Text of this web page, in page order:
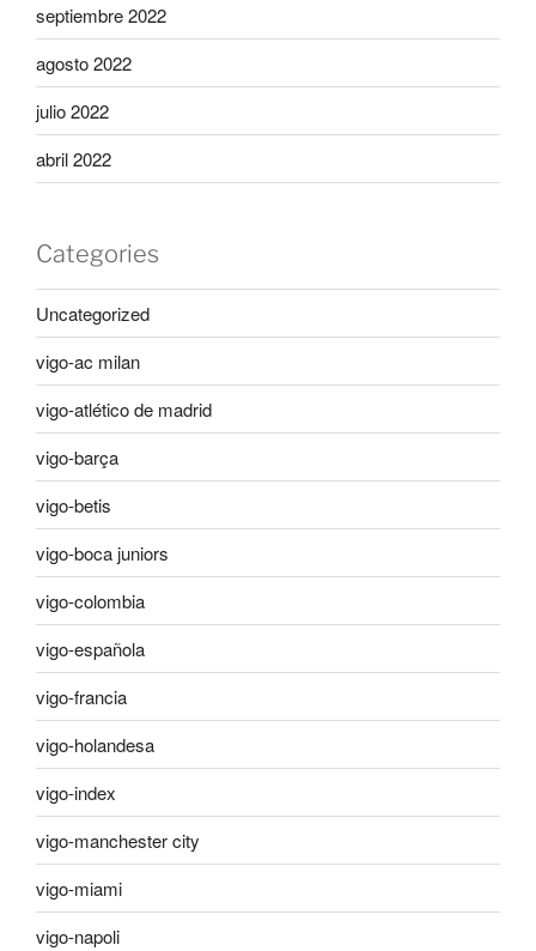
septiembre 2022
agosto 2022
julio 2022
abril 2022
Categories
Uncategorized
vigo-ac milan
vigo-atlético de madrid
vigo-barça
vigo-betis
vigo-boca juniors
vigo-colombia
vigo-española
vigo-francia
vigo-holandesa
vigo-index
vigo-manchester city
vigo-miami
vigo-napoli